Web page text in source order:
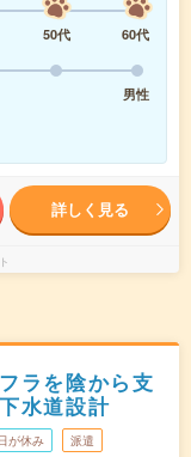
50代
60代
男性
詳しく見る
ラを陰から支
水道設計
が休み 派遣